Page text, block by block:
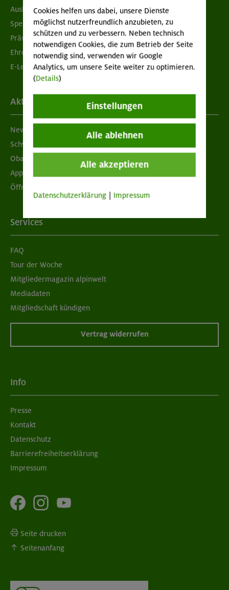
Ausbildung & Jobs
Spenden
Prävention sexualisierter Gewalt
Ehrenamtsbörse
E-Learning
Aktuelles
Newsletter
Schwarzes Brett
Obacht geben!
App "Mein DAV+"
Öffnungszeiten
Services
FAQ
Tour der Woche
Mitgliedermagazin alpinwelt
Mediadaten
Mitgliedschaft kündigen
Vertrag widerrufen
Info
Presse
Kontakt
Datenschutz
Barrierefreiheitserklärung
Impressum
Seite drucken
Seitenanfang
Cookies helfen uns dabei, unsere Dienste
möglichst nutzerfreundlich anzubieten, zu
schützen und zu verbessern. Neben technisch
notwendigen Cookies, die zum Betrieb der Seite
notwendig sind, verwenden wir Google
Analytics, um unsere Seite weiter zu optimieren.
(Details)
Einstellungen
Alle ablehnen
Alle akzeptieren
Datenschutzerklärung Impressum